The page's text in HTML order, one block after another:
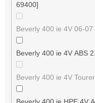
69400]
Beverly 400 ie 4V 06-
Beverly 400 ie 4V ABS
Beverly 400 ie 4V